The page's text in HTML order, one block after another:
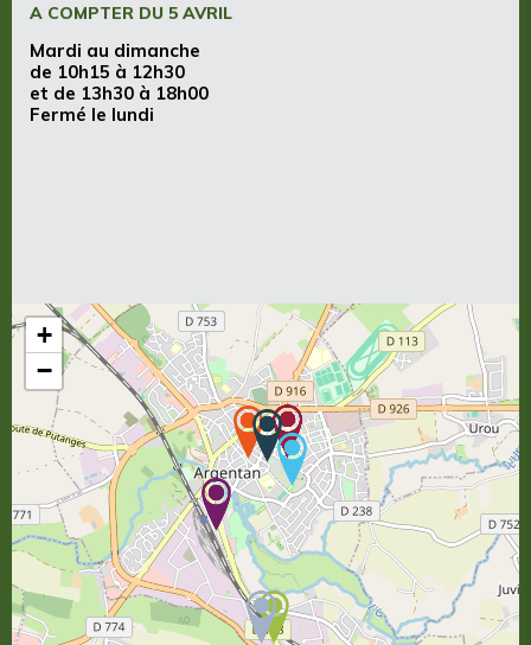
A COMPTER DU 5 AVRIL
Mardi au dimanche
de 10h15 à 12h30
et de 13h30 à 18h00
Fermé le lundi
+
−